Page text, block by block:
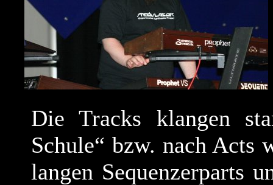
Die Tracks klangen
Schule“ bzw. nach Acts
langen Sequenzerparts